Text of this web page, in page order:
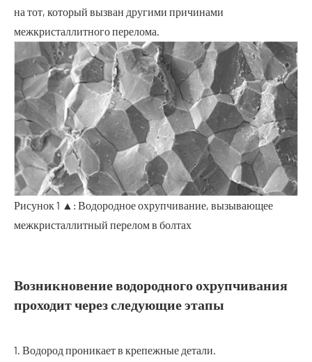
на тот, который вызван другими причинами
межкристаллитного перелома.
Рисунок 1 ▲: Водородное охрупчивание, вызывающее
межкристаллитный перелом в болтах
Возникновение водородного охрупчивания
проходит через следующие этапы
1. Водород проникает в крепежные детали.